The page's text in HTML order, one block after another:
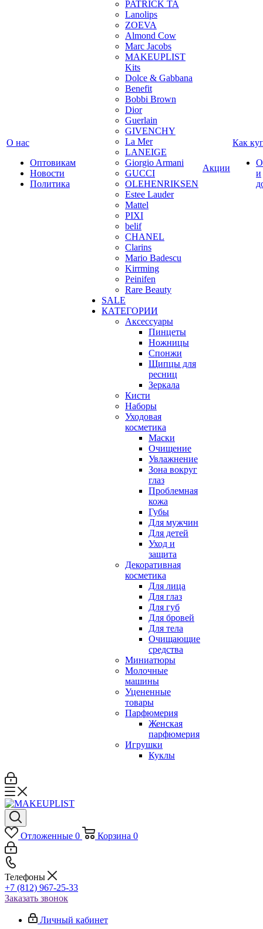
О нас
Оптовикам
Новости
Политика
PATRICK TA
Lanolips
ZOEVA
Almond Cow
Marc Jacobs
MAKEUPLIST
Kits
Dolce & Gabbana
Benefit
Bobbi Brown
Dior
Guerlain
GIVENCHY
La Mer
LANEIGE
Giorgio Armani
GUCCI
OLEHENRIKSEN
Estee Lauder
Mattel
PIXI
belif
CHANEL
Clarins
Mario Badescu
Kirrming
Peinifen
Rare Beauty
SALE
КАТЕГОРИИ
Аксессуары
Пинцеты
Ножницы
Спонжи
Щипцы для
ресниц
Зеркала
Кисти
Наборы
Уходовая
косметика
Маски
Очищение
Увлажнение
Зона вокруг
глаз
Проблемная
кожа
Губы
Для мужчин
Для детей
Уход и
защита
Декоративная
косметика
Для лица
Для глаз
Для губ
Для бровей
Для тела
Очищающие
средства
Миниатюры
Молочные
машины
Уцененные
товары
Парфюмерия
Женская
парфюмерия
Игрушки
Куклы
Акции
Как
и
Отложенные 0 Корзина 0
Телефоны
+7 (812) 967-25-33
Заказать звонок
Личный кабинет